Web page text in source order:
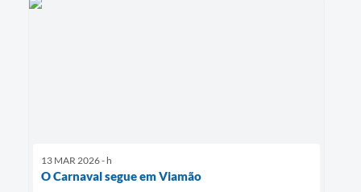
13 MAR 2026 - h
O Carnaval segue em Viamão